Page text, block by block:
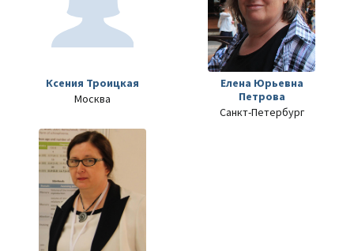
Ксения Троицкая
Москва
Елена Юрьевна
Петрова
Санкт-Петербург